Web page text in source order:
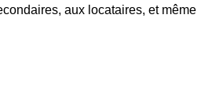
aux locataires, et même